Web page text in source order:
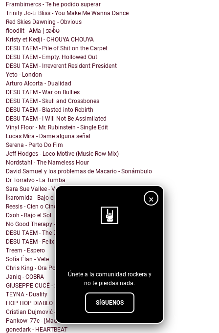
×
Únete a la comunidad rockera y
no te pierdas nada.
SÍGUENOS
Frambimercs - Te he podido superar
Trinity Jo-Li Bliss - You Make Me Wanna Dance
Red Skies Dawning - Obvious
floodlit - AMa | အစ်မ
Kristy et Kedji - CHOUYA CHOUYA
DESU TAEM - Pile of Shit on the Carpet
DESU TAEM - Empty. Hollowed Out
DESU TAEM - Irreverent Resident President
Yeto - London
Arturo Alcorta - Dualidad
DESU TAEM - War on Bullies
DESU TAEM - Skull and Crossbones
DESU TAEM - Blasted into Rebirth
DESU TAEM - I Will Not Be Assimilated
Vinyl Floor - Mr. Rubinstein - Single Edit
Lucas Mira - Dame alguna señal
Serena - Perto Do Fim
Jeff Hodges - Loco Motive (Music Row Mix)
Nordstahl - The Nameless Hour
David Samuel y los problemas de Macario - Sonámbulo
Dr Torralvo - La Tumba
Sara Sue Vallee - Vagues
Íkaromida - Bajo el sol
Reesis - Cien o Cinco
Dxoh - Bajo el Sol
No Good Therapy - NO MAS
DESU TAEM - The Deceiver
DESU TAEM - Felix the Cat
Treem - Espero
Sofía Élan - Vete
Chris King - Ora Por Mi
Janiq - COBRA
GIUSEPPE CUCÈ - 21 Grammi
TEYNA - Duality
HOP HOP DIABLO FUNK - bailas como un diablo
Cristian Dujmović - Hay Por Qué
Pankow_77c - [Mad Raw Max] WILD_RITUAL_CLUB_DANZ
gonedark - HEARTBEAT